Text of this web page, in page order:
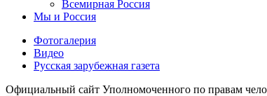
Всемирная Рoссия
Мы и Россия
Фотогалерия
Видео
Русская зарубежная газета
Официальный сайт Уполномоченного по правам